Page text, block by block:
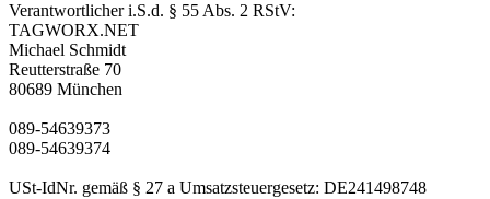
Verantwortlicher i.S.d. § 55 Abs. 2 RStV:
TAGWORX.NET
Michael Schmidt
Reutterstraße 70
80689 München
089-54639373
089-54639374
USt-IdNr. gemäß § 27 a Umsatzsteuergesetz: DE241498748